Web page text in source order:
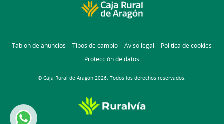
Tablón de anuncios Tipos de cambio Aviso legal
Política de cookies
Protección de datos
© Caja Rural de Aragon 2026. Todos los derechos reservados.